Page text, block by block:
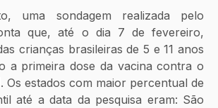
uma sondagem realizada pelo
que, até o dia 7 de fevereiro,
crianças brasileiras de 5 e 11 anos
a primeira dose da vacina contra o
estados com maior percentual de
até a data da pesquisa eram: São